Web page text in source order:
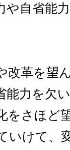
や自省能
改革を望
能力を欠
をさほど
いけて、